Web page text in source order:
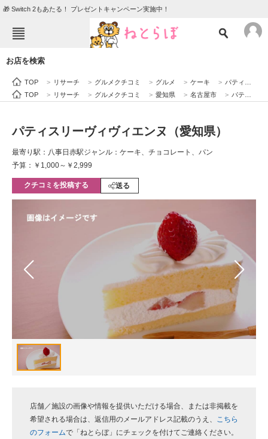
🎁 Switch 2もあたる！ プレゼントキャンペーン実施中！
エンタメ クイズ
住まい 教育・育児
動物
会員記事
メディア
注目記事を集めた総合ページ
ITの今と未来を見通す
スマホと通信の最新トレンド
進化するPCとデバイスの未来
好きが集まる 比べて選べる
ビジネスと働き方のヒント
企業ITのトレンドを詳説
お店を検索
TOP > リサーチ > グルメクチコミ > グルメ > ケーキ > パティスリーヴィヴィエンヌ（愛知県）
TOP
> リサーチ > グルメクチコミ > 愛知県 > 名古屋市 > パティスリーヴィヴィエンヌ（愛知県）
パティスリーヴィヴィエンヌ（愛知県）
最寄り駅：八事日赤駅ジャンル：ケーキ、チョコレート、パン
予算：￥1,000～￥2,999
クチコミを投稿する 送る
店舗／施設の画像や情報を提供いただける場合、または非掲載を
希望される場合は、返信用のメールアドレス記載のうえ、
こちら
のフォームで「ねとらぼ」にチェックを付けてご連絡ください。